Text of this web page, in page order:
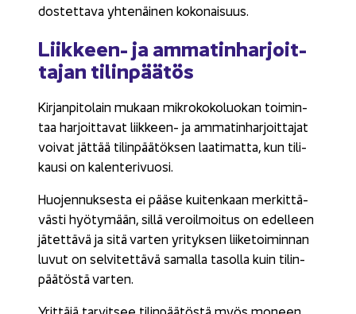
dos­tet­ta­va yh­te­näi­nen ko­ko­nai­suus.
Liikkeen-​ ja am­ma­tin­har­joit­
ta­jan ti­lin­pää­tös
Kir­jan­pi­to­lain mu­kaan mik­ro­ko­ko­luo­kan toi­min­
taa har­joit­ta­vat liikkeen-​ ja am­ma­tin­har­joit­ta­jat
voi­vat jät­tää ti­lin­pää­tök­sen laa­ti­mat­ta, kun ti­li­
kausi on ka­len­te­ri­vuo­si.
Huo­jen­nuk­ses­ta ei pääse kui­ten­kaan mer­kit­tä­
väs­ti hyö­ty­mään, sillä ve­roil­moi­tus on edel­leen
jä­tet­tä­vä ja sitä var­ten yri­tyk­sen lii­ke­toi­min­nan
luvut on sel­vi­tet­tä­vä sa­mal­la ta­sol­la kuin ti­lin­
pää­tös­tä var­ten.